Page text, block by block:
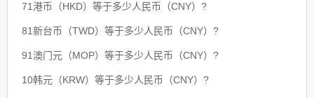
71港币（HKD）等于多少人民币（CNY）?
81新台币（TWD）等于多少人民币（CNY）?
91澳门元（MOP）等于多少人民币（CNY）?
10韩元（KRW）等于多少人民币（CNY）?